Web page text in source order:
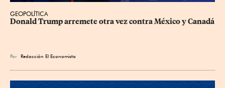
GEOPOLÍTICA
Donald Trump arremete otra vez contra México y Canadá
Por Redacción El Economista